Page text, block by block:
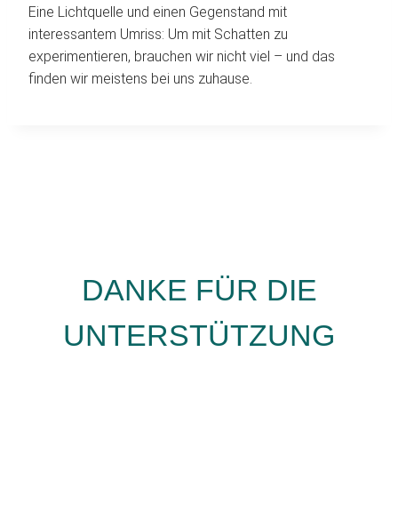
Eine Lichtquelle und einen Gegenstand mit
interessantem Umriss: Um mit Schatten zu
experimentieren, brauchen wir nicht viel – und das
finden wir meistens bei uns zuhause.
DANKE FÜR DIE
UNTERSTÜTZUNG